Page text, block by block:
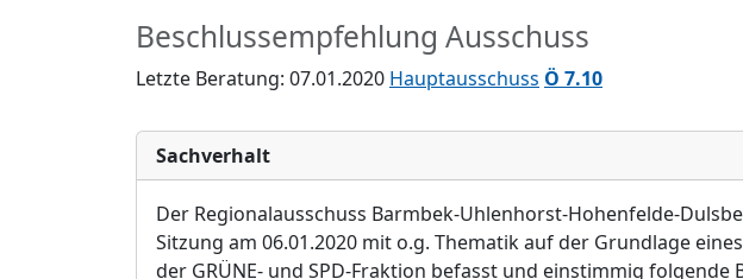
Beschlussempfehlung Ausschuss
Letzte Beratung: 07.01.2020 Hauptausschuss Ö 7.10
Sachverhalt
Der Regionalausschuss Barmbek-Uhlenhorst-Hohenfelde-
Sitzung am 06.01.2020 mit o.g. Thematik auf der Grundlage eines
der GRÜNE- und SPD-Fraktion befasst und einstimmig folgende